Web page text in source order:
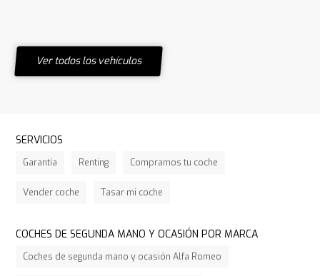
Ver todos los vehículos
SERVICIOS
Garantía Renting Compramos tu coche
Vender coche Tasar mi coche
COCHES DE SEGUNDA MANO Y OCASIÓN POR MARCA
Coches de segunda mano y ocasión Alfa Romeo